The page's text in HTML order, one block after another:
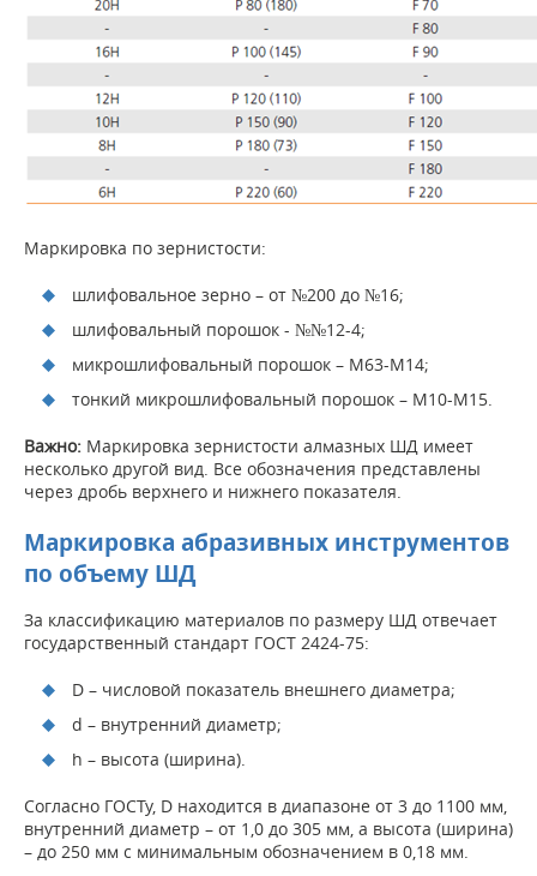
Маркировка по зернистости:
шлифовальное зерно – от №200 до №16;
шлифовальный порошок - №№12-4;
микрошлифовальный порошок – М63-М14;
тонкий микрошлифовальный порошок – М10-М15.
Важно: Маркировка зернистости алмазных ШД имеет
несколько другой вид. Все обозначения представлены
через дробь верхнего и нижнего показателя.
Маркировка абразивных инструментов
по объему ШД
За классификацию материалов по размеру ШД отвечает
государственный стандарт ГОСТ 2424-75:
D – числовой показатель внешнего диаметра;
d – внутренний диаметр;
h – высота (ширина).
Согласно ГОСТу, D находится в диапазоне от 3 до 1100 мм,
внутренний диаметр – от 1,0 до 305 мм, а высота (ширина)
– до 250 мм с минимальным обозначением в 0,18 мм.